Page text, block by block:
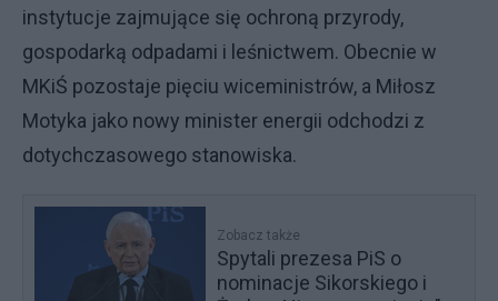
instytucje zajmujące się ochroną przyrody,
gospodarką odpadami i leśnictwem. Obecnie w
MKiŚ pozostaje pięciu wiceministrów, a Miłosz
Motyka jako nowy minister energii odchodzi z
dotychczasowego stanowiska.
Zobacz także
Spytali prezesa PiS o
nominacje Sikorskiego i